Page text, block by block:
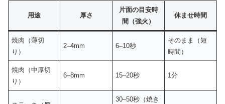
用途 厚さ
片面の目安時
間（強火）
休ませ時間
焼肉（薄切
り）
2–4mm 6–10秒
そのまま（短
時間）
焼肉（中厚切
り）
6–8mm 15–20秒 1分
30–50秒（焼き